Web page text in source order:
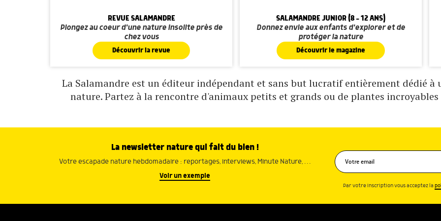
REVUE SALAMANDRE
Plongez au coeur d'une nature insolite près de
chez vous
Découvrir la revue
SALAMANDRE JUNIOR (8 - 12 ANS)
Donnez envie aux enfants d'explorer et de
protéger la nature
Découvrir le magazine
La Salamandre est un éditeur indépendant et sans but lucratif entièrement dédié à
nature. Partez à la rencontre d'animaux petits et grands ou de plantes
La newsletter nature qui fait du bien !
Votre escapade nature hebdomadaire : reportages, interviews, Minute Nature, …
Voir un exemple
Par votre inscription vous acceptez la